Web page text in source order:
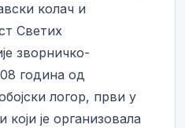
колач и
Светих
зворничко-
година од
логор, први у
је организовала